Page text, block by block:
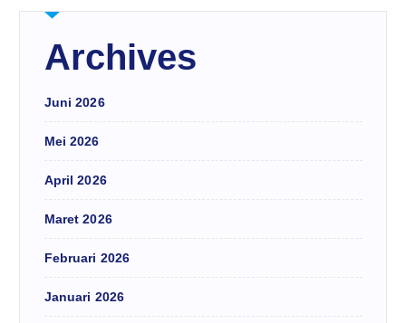
Archives
Juni 2026
Mei 2026
April 2026
Maret 2026
Februari 2026
Januari 2026